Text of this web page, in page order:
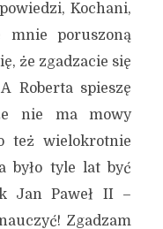
Kochani,
mnie poruszoną
że zgadzacie się
Roberta spieszę
nie ma mowy
też wielokrotnie
było tyle lat być
Jan Paweł II –
Zgadzam